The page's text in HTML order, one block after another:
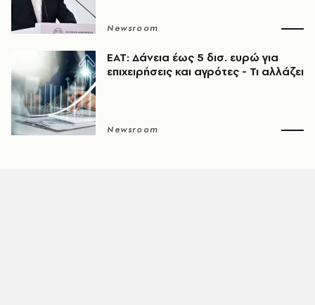
Newsroom
ΕΑΤ: Δάνεια έως 5 δισ. ευρώ για
επιχειρήσεις και αγρότες - Τι αλλάζει
Newsroom